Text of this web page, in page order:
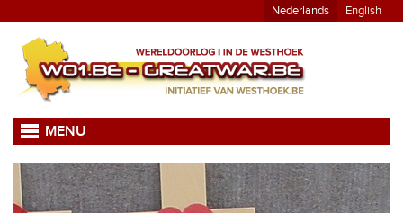
Nederlands English
MENU